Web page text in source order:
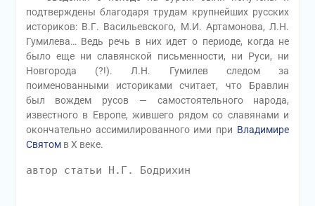
подтверждены благодаря трудам крупнейших русских
историков: В.Г. Васильевского, М.И. Артамонова, Л.Н.
Гумилева… Ведь речь в них идет о периоде, когда не
было еще ни славянской письменности, ни Руси, ни
Новгорода (?!). Л.Н. Гумилев следом за
поименованными историками считает, что Бравлин
был вождем русов — самостоятельного народа,
известного в Европе, жившего рядом со славянами и
окончательно ассимилированного ими при Владимире
Святомв X веке.
автор статьи Н.Г. Бодрихин